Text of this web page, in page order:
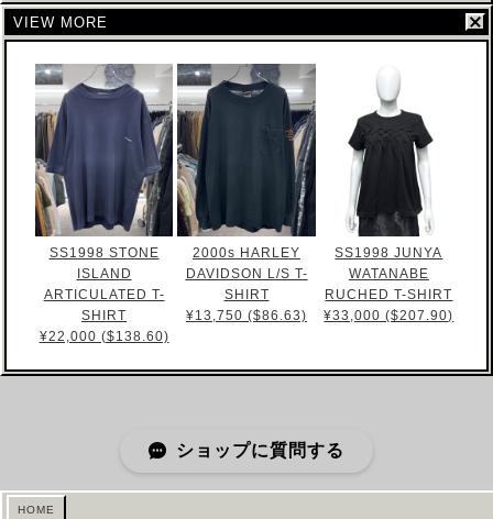
VIEW MORE
SS1998 STONE
ISLAND
ARTICULATED T-
SHIRT
¥22,000 ($138.60)
2000s HARLEY
DAVIDSON L/S T-
SHIRT
¥13,750 ($86.63)
SS1998 JUNYA
WATANABE
RUCHED T-SHIRT
¥33,000 ($207.90)
HOME
ショップに質問する